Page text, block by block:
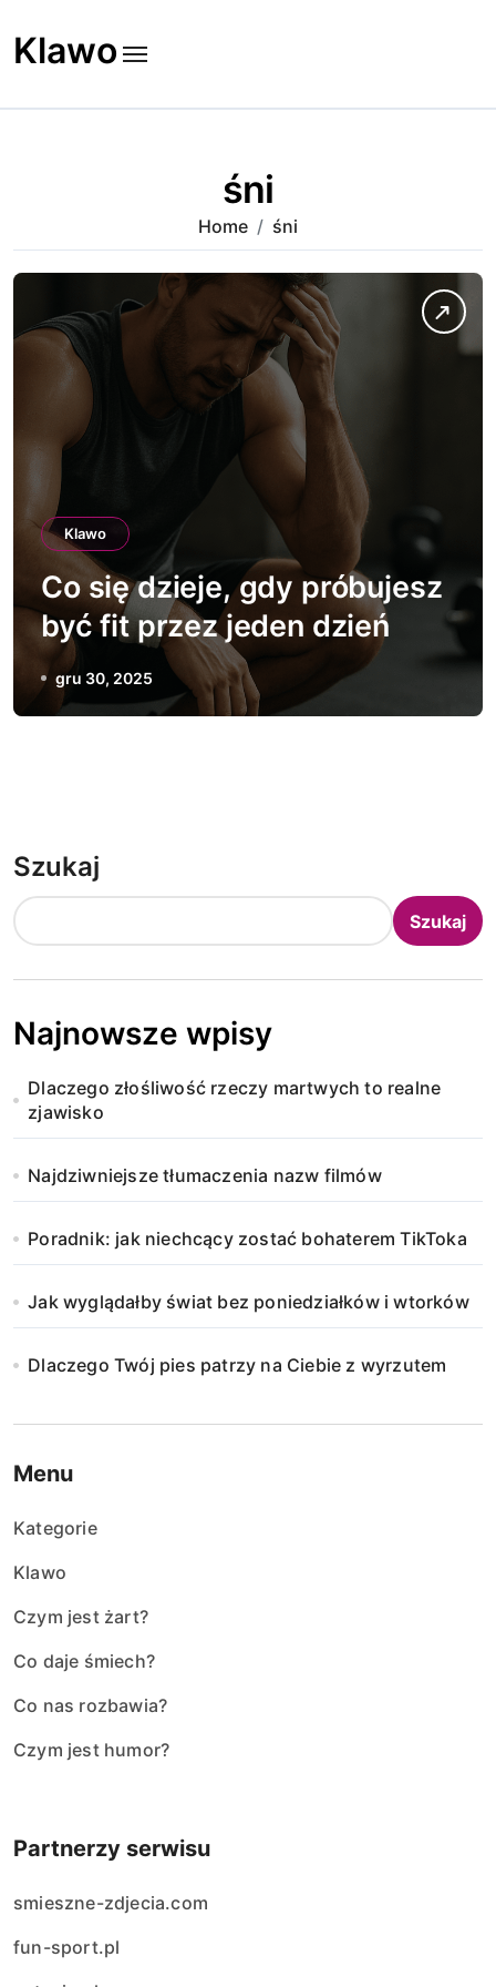
to
content
Klawo
śni
Home śni
Klawo
Co się dzieje, gdy próbujesz
być fit przez jeden dzień
gru 30, 2025
Szukaj
Szukaj
Najnowsze wpisy
Dlaczego złośliwość rzeczy martwych to realne
zjawisko
Najdziwniejsze tłumaczenia nazw filmów
Poradnik: jak niechcący zostać bohaterem TikToka
Jak wyglądałby świat bez poniedziałków i wtorków
Dlaczego Twój pies patrzy na Ciebie z wyrzutem
Menu
Kategorie
Klawo
Czym jest żart?
Co daje śmiech?
Co nas rozbawia?
Czym jest humor?
Partnerzy serwisu
smieszne-zdjecia.com
fun-sport.pl